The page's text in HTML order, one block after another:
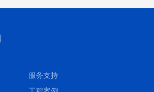
服务支持